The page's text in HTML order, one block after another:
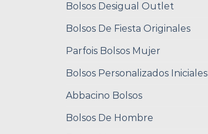
Bolsos Desigual Outlet
Bolsos De Fiesta Originales
Parfois Bolsos Mujer
Bolsos Personalizados Iniciales
Abbacino Bolsos
Bolsos De Hombre